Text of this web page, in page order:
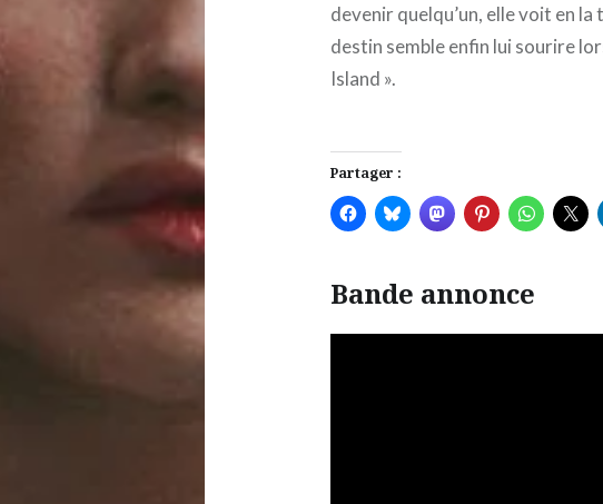
devenir quelqu’un, elle voit en
destin semble enfin lui sourire
Island ».
Partager :
Bande annonce